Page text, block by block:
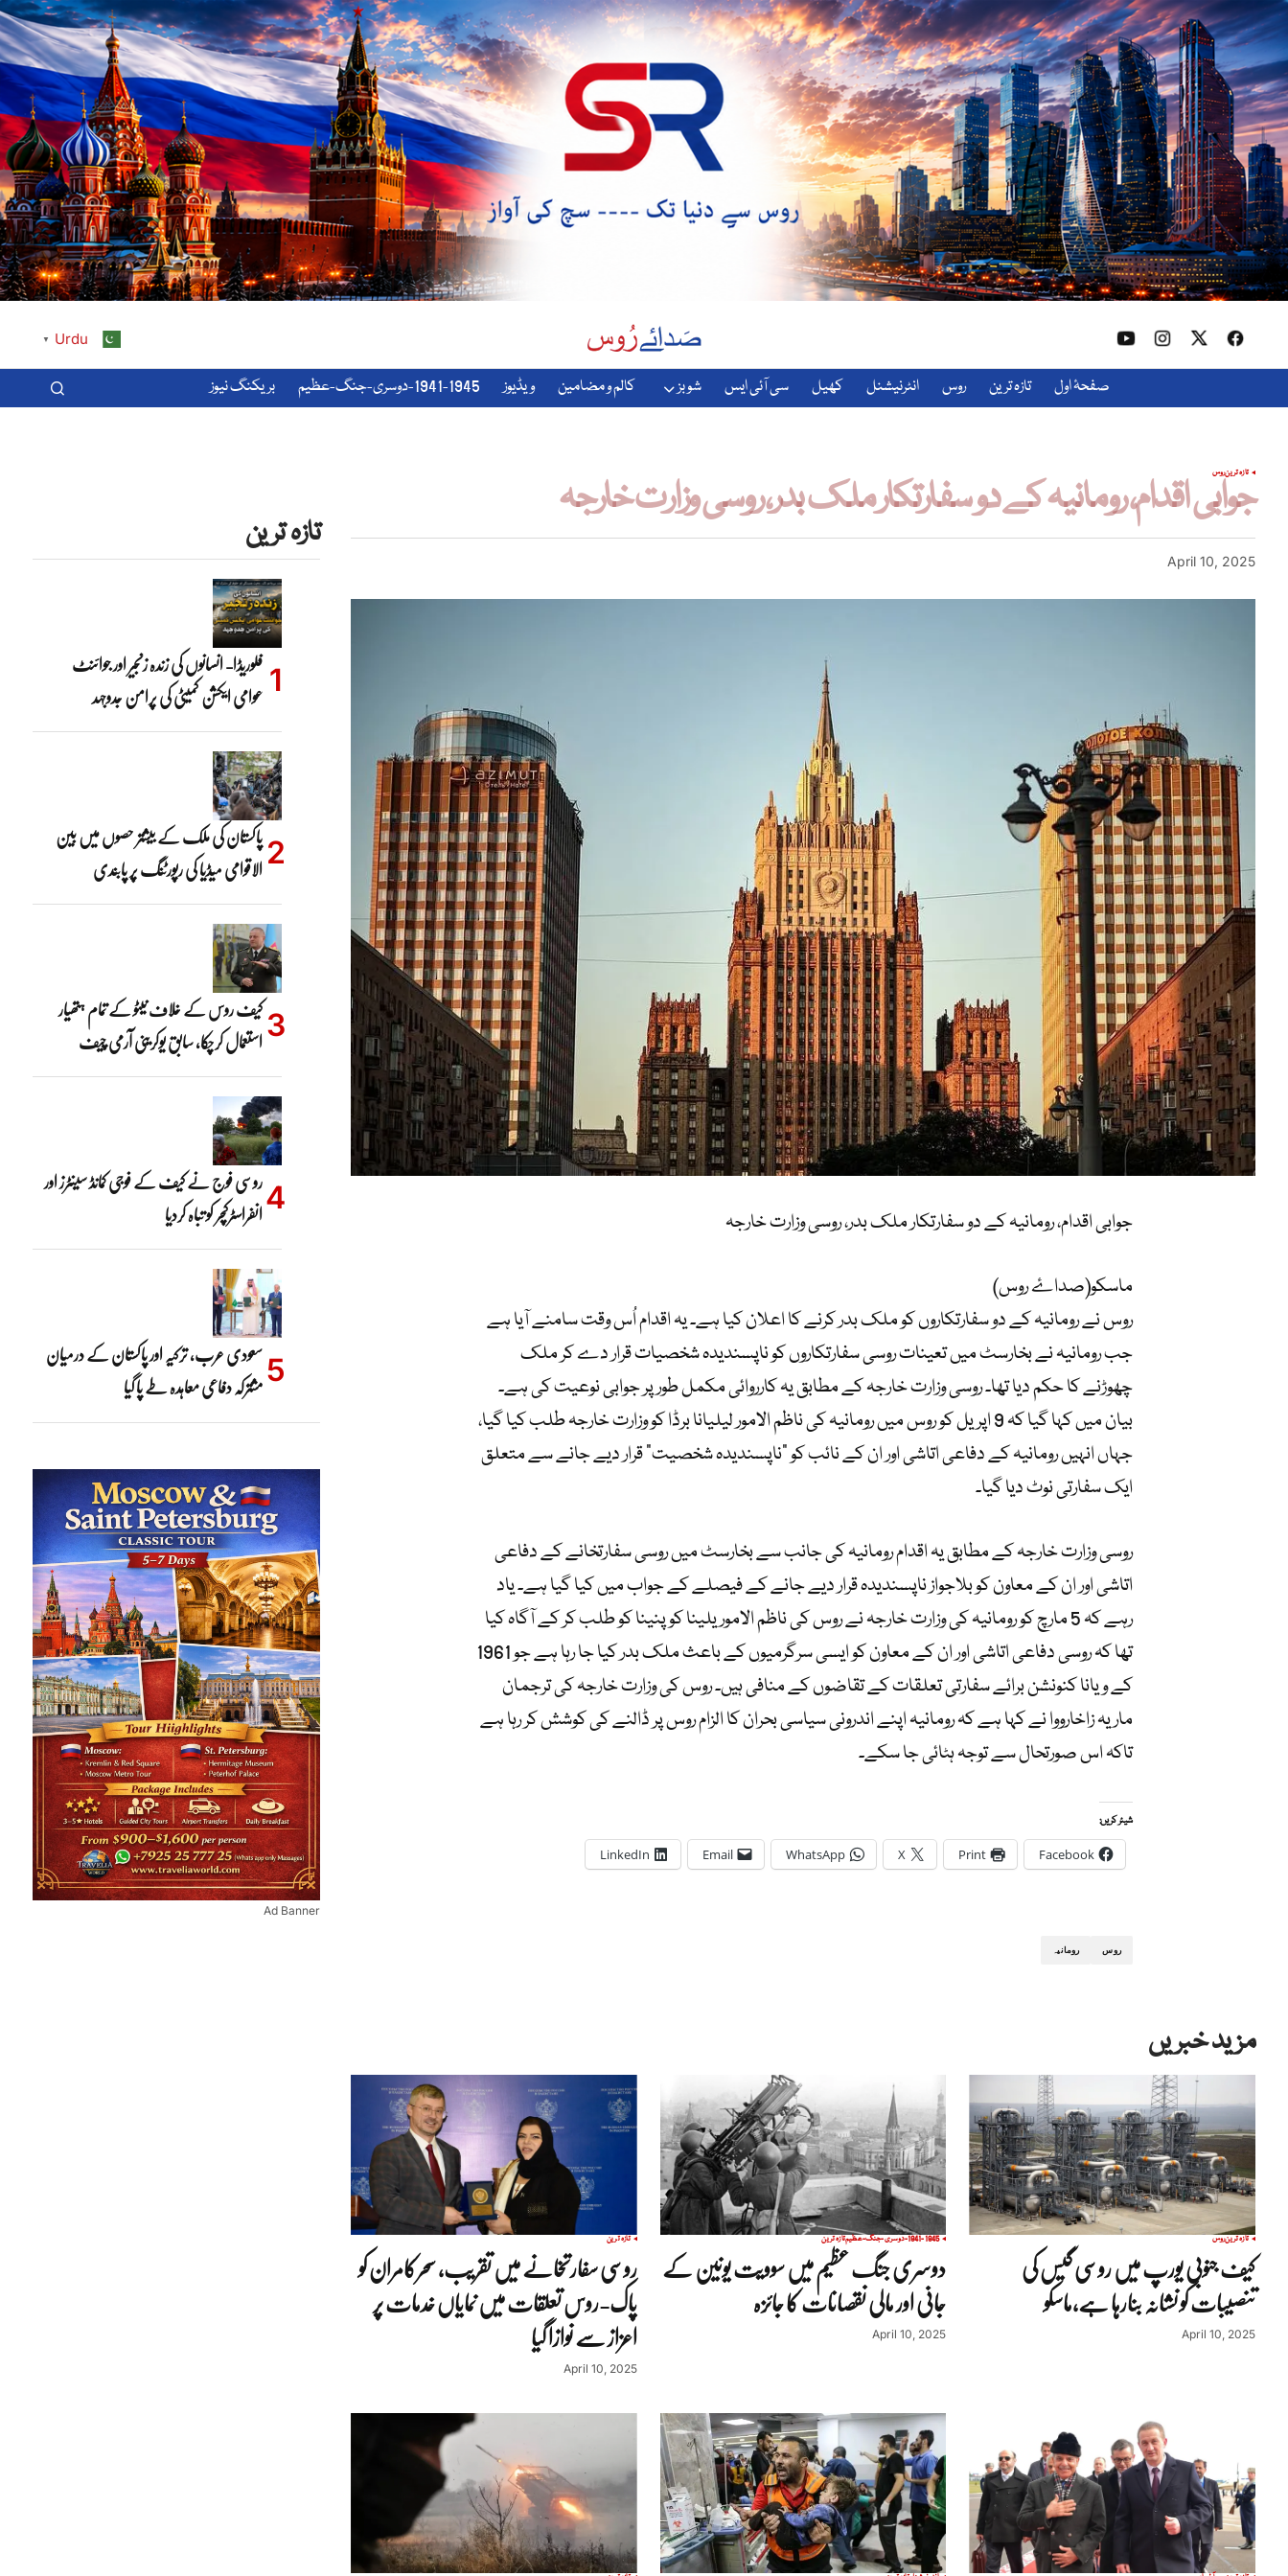
Urdu
▼
صفحۂ اول تازہ ترین روس انٹرنیشنل کھیل سی آئی ایس شوبز کالم و مضامین ویڈیوز 1941-1945-دوسری-جنگ-عظیم بریکنگ نیوز
تازہ ترینروس
جوابی اقدام، رومانیہ کے دو سفارتکار ملک بدر، روسی وزارت خارجہ
April 10, 2025
جوابی اقدام، رومانیہ کے دو سفارتکار ملک بدر، روسی وزارت خارجہ
ماسکو(صداۓ روس)
روس نے رومانیہ کے دو سفارتکاروں کو ملک بدر کرنے کا اعلان کیا ہے۔ یہ اقدام اُس وقت سامنے آیا ہے
جب رومانیہ نے بخارسٹ میں تعینات روسی سفارتکاروں کو ناپسندیدہ شخصیات قرار دے کر ملک
چھوڑنے کا حکم دیا تھا۔ روسی وزارت خارجہ کے مطابق یہ کارروائی مکمل طور پر جوابی نوعیت کی ہے۔
بیان میں کہا گیا کہ 9 اپریل کو روس میں رومانیہ کی ناظم الامور لیلیانا برڈا کو وزارت خارجہ طلب کیا گیا،
جہاں انہیں رومانیہ کے دفاعی اتاشی اور ان کے نائب کو “ناپسندیدہ شخصیت” قرار دیے جانے سے متعلق
ایک سفارتی نوٹ دیا گیا۔
روسی وزارت خارجہ کے مطابق یہ اقدام رومانیہ کی جانب سے بخارسٹ میں روسی سفارتخانے کے دفاعی
اتاشی اور ان کے معاون کو بلاجواز ناپسندیدہ قرار دیے جانے کے فیصلے کے جواب میں کیا گیا ہے۔ یاد
رہے کہ 5 مارچ کو رومانیہ کی وزارت خارجہ نے روس کی ناظم الامور یلینا کوپنینا کو طلب کر کے آگاہ کیا
تھا کہ روسی دفاعی اتاشی اور ان کے معاون کو ایسی سرگرمیوں کے باعث ملک بدر کیا جا رہا ہے جو 1961
کے ویانا کنونشن برائے سفارتی تعلقات کے تقاضوں کے منافی ہیں۔ روس کی وزارت خارجہ کی ترجمان
ماریہ زاخارووا نے کہا ہے کہ رومانیہ اپنے اندرونی سیاسی بحران کا الزام روس پر ڈالنے کی کوشش کر رہا ہے
تاکہ اس صورتحال سے توجہ ہٹائی جا سکے۔
شیئر کریں:
Facebook
Print
X
WhatsApp
Email
LinkedIn
روس رومانیہ
مزید خبریں
تازہ ترینروس
کیف جنوبی یورپ میں روسی گیس کی
تنصیبات کو نشانہ بنارہا ہے،ماسکو
April 10, 2025
1941-1945-دوسری-جنگ-عظیم تازہ ترین
دوسری جنگ عظیم میں سوویت یونین کے
جانی اور مالی نقصانات کا جائزہ
April 10, 2025
تازہ ترین
روسی سفارتخانے میں تقریب، سحرکامران کو
پاک-روس تعلقات میں نمایاں خدمات پر
اعزاز سے نوازا گیا
April 10, 2025
تازہ ترین
فلوریڈا- انسانوں کی زندہ زنجیر اور جوائنٹ
عوامی ایکشن کمیٹی کی پرامن جدوجہد
پاکستان کی ملک کے بیشتر حصوں میں بین
الاقوامی میڈیا کی رپورٹنگ پر پابندی
کیف روس کے خلاف نیٹو کے تمام ہتھیار
استعمال کرچکا، سابق یوکرینی آرمی چیف
روسی فوج نے کیف کے فوجی کمانڈ سینٹرز اور
انفراسٹرکچر کو تباہ کردیا
سعودی عرب، ترکیہ اور پاکستان کے درمیان
مشترکہ دفاعی معاہدہ طے پا گیا
Ad Banner